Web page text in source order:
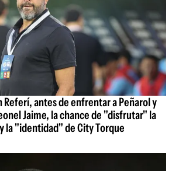
antes de enfrentar a Peñarol y
Jaime, la chance de "disfrutar" la
la "identidad" de City Torque